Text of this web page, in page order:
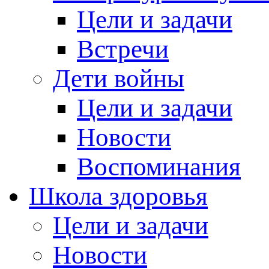
Цели и задачи
Встречи
Дети войны
Цели и задачи
Новости
Воспоминания
Школа здоровья
Цели и задачи
Новости